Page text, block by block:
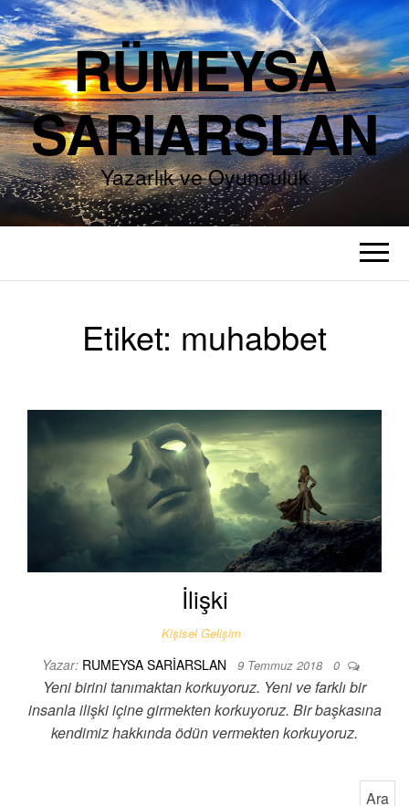
RÜMEYSA
SARIARSLAN
Yazarlık ve Oyunculuk
Etiket: muhabbet
İlişki
Kişisel Gelişim
Yazar: RUMEYSA SARIARSLAN 9 Temmuz 2018 0
Yeni birini tanımaktan korkuyoruz. Yeni ve farklı bir
insanla ilişki içine girmekten korkuyoruz. Bir başkasına
kendimiz hakkında ödün vermekten korkuyoruz.